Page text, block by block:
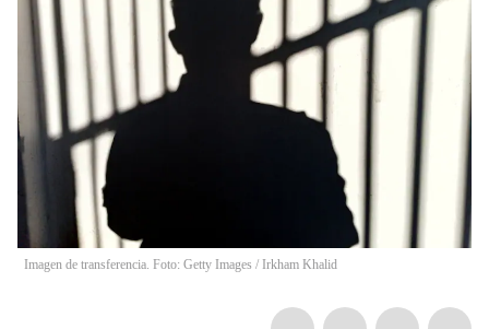
Imagen de transferencia. Foto: Getty Images / Irkham Khalid